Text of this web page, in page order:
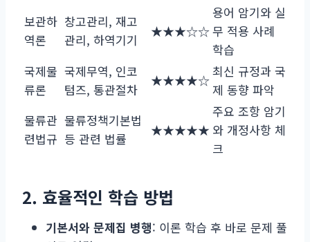
보관하
역론
창고관리, 재고
관리, 하역기기
★★★☆☆
용어 암기와 실
무 적용 사례
학습
국제물
류론
국제무역, 인코
텀즈, 통관절차
★★★★☆
최신 규정과 국
제 동향 파악
물류관
련법규
물류정책기본법
등 관련 법률
★★★★★
주요 조항 암기
와 개정사항 체
크
2. 효율적인 학습 방법
기본서와 문제집 병행: 이론 학습 후 바로 문제 풀